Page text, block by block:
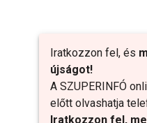
Iratkozzon fel, és
újságot!
A SZUPERINFÓ
előtt olvashatja
Iratkozzon fel,